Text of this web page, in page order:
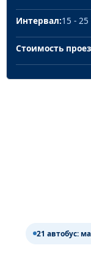
Интервал:15 - 25
Стоимость
21 автобус: